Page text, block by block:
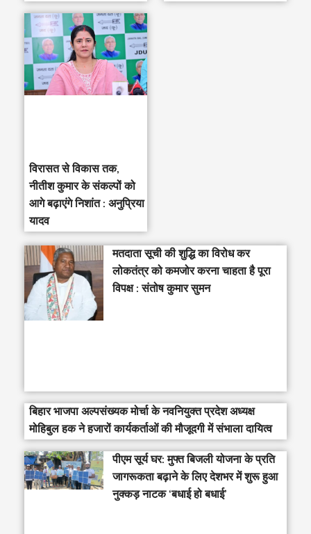
विरासत से विकास तक,
नीतीश कुमार के संकल्पों को
आगे बढ़ाएंगे निशांत : अनुप्रिया
यादव
मतदाता सूची की शुद्धि का विरोध कर
लोकतंत्र को कमजोर करना चाहता है पूरा
विपक्ष : संतोष कुमार सुमन
बिहार भाजपा अल्पसंख्यक मोर्चा के नवनियुक्त प्रदेश अध्यक्ष
मोहिबुल हक ने हजारों कार्यकर्ताओं की मौजूदगी में संभाला दायित्व
पीएम सूर्य घर: मुफ्त बिजली योजना के प्रति
जागरूकता बढ़ाने के लिए देशभर में शुरू हुआ
नुक्कड़ नाटक ‘बधाई हो बधाई’